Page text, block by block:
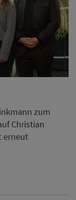
zum
Christian
erneut